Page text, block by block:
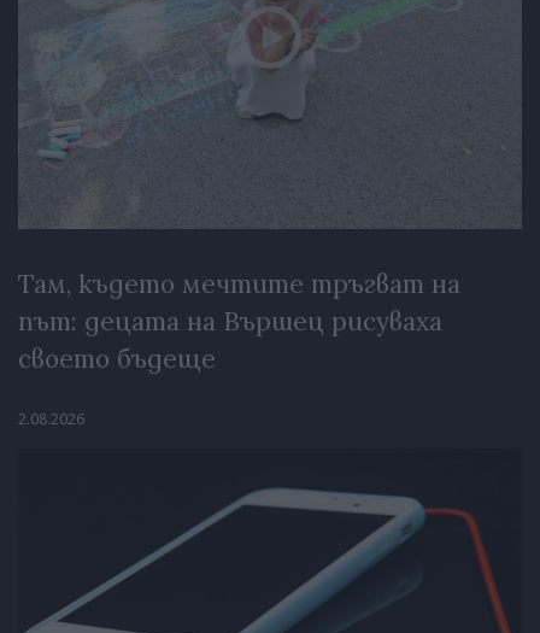
Там, където мечтите тръгват на
път: децата на Вършец рисуваха
своето бъдеще
2.08.2026